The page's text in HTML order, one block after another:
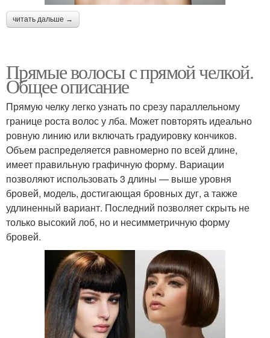
читать дальше →
Прямые волосы с прямой челкой.
Общее описание
Прямую челку легко узнать по срезу параллельному
границе роста волос у лба. Может повторять идеально
ровную линию или включать градуировку кончиков.
Объем распределяется равномерно по всей длине,
имеет правильную графичную форму. Вариации
позволяют использовать 3 длины — выше уровня
бровей, модель, достигающая бровных дуг, а также
удлиненный вариант. Последний позволяет скрыть не
только высокий лоб, но и несимметричную форму
бровей.